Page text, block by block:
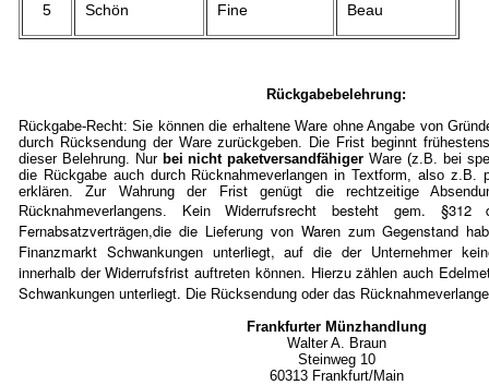
5 Schön Fine Beau
Rückgabebelehrung:
Rückgabe-Recht: Sie können die erhaltene Ware ohne Angabe von
durch Rücksendung der Ware zurückgeben. Die Frist beginnt
dieser Belehrung. Nur bei nicht paketversandfähiger Ware (z.B. bei
die Rückgabe auch durch Rücknahmeverlangen in Textform, also z.B.
erklären. Zur Wahrung der Frist genügt die rechtzeitige
Rücknahmeverlangens. Kein Widerrufsrecht besteht gem.
Fernabsatzverträgen,die die Lieferung von Waren zum Gegenstand
Finanzmarkt Schwankungen unterliegt, auf die der Unternehmer
innerhalb der Widerrufsfrist auftreten können. Hierzu zählen auch
Schwankungen unterliegt. Die Rücksendung oder das
Frankfurter Münzhandlung
Walter A. Braun
Steinweg 10
60313 Frankfurt/Main